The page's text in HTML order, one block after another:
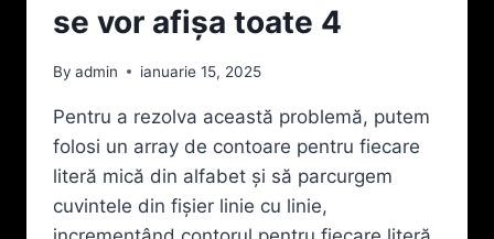
DOAR
LITERE
SCRIEȚI
PROGRAM
CARE
CITEŞTE
DE
LA
se vor afişa toate 4
By admin ianuarie 15, 2025
Pentru a rezolva această problemă, putem
folosi un array de contoare pentru fiecare
literă mică din alfabet și să parcurgem
cuvintele din fișier linie cu linie,